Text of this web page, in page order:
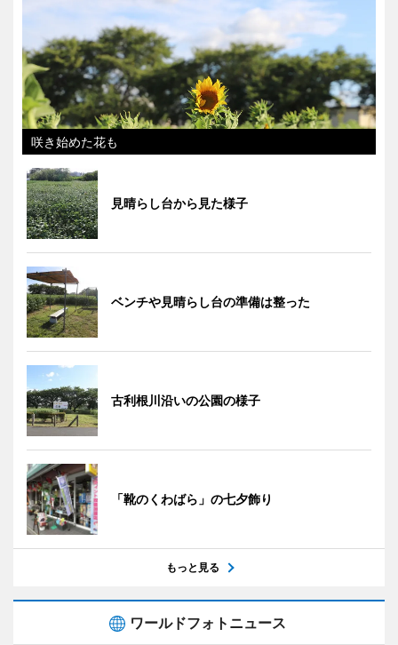
咲き始めた花も
見晴らし台から見た様子
ベンチや見晴らし台の準備は整った
古利根川沿いの公園の様子
「靴のくわばら」の七夕飾り
もっと見る
ワールドフォトニュース